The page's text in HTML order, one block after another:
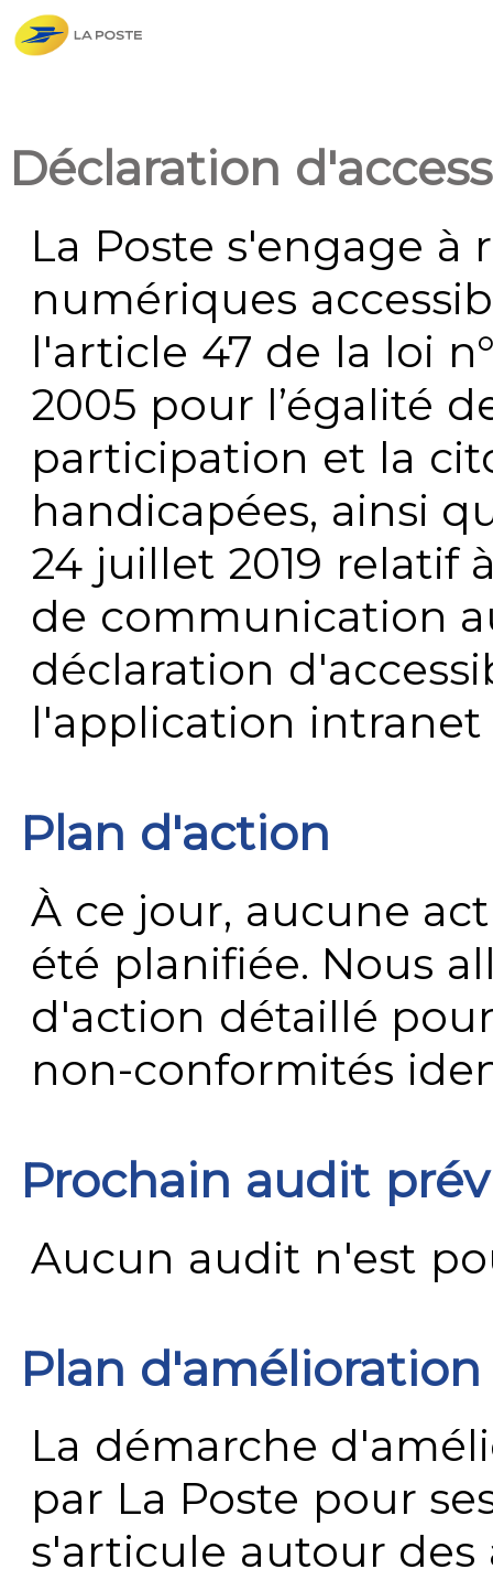
Déclaration
La Poste s'engage à
numériques
l'article 47 de la loi
2005 pour l’égalité
participation et la
handicapées, ainsi
24 juillet 2019 relatif
de communication
déclaration
l'application
Plan d'action
À ce jour, aucune
été planifiée. Nous
d'action détaillé
non-conformités
Prochain audit
Aucun audit n'est
Plan
La démarche
par La Poste pour
s'articule autour des